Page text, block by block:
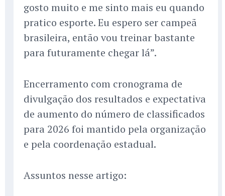
gosto muito e me sinto mais eu quando
pratico esporte. Eu espero ser campeã
brasileira, então vou treinar bastante
para futuramente chegar lá”.
Encerramento com cronograma de
divulgação dos resultados e expectativa
de aumento do número de classificados
para 2026 foi mantido pela organização
e pela coordenação estadual.
Assuntos nesse artigo: